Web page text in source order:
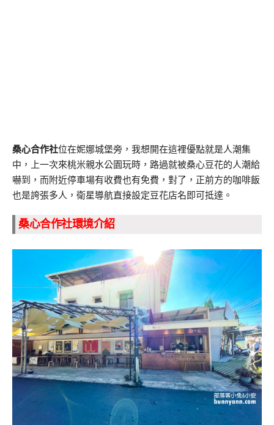
桑心合作社位在妮娜城堡旁，我想開在這裡優點就是人潮集
中，上一次來桃米親水公園玩時，路過就被桑心豆花的人潮給
嚇到，而附近停車場有收費也有免費，對了，正前方的咖啡飯
也是誇張多人，衛星導航直接設定豆花店名即可抵達。
桑心合作社環境介紹